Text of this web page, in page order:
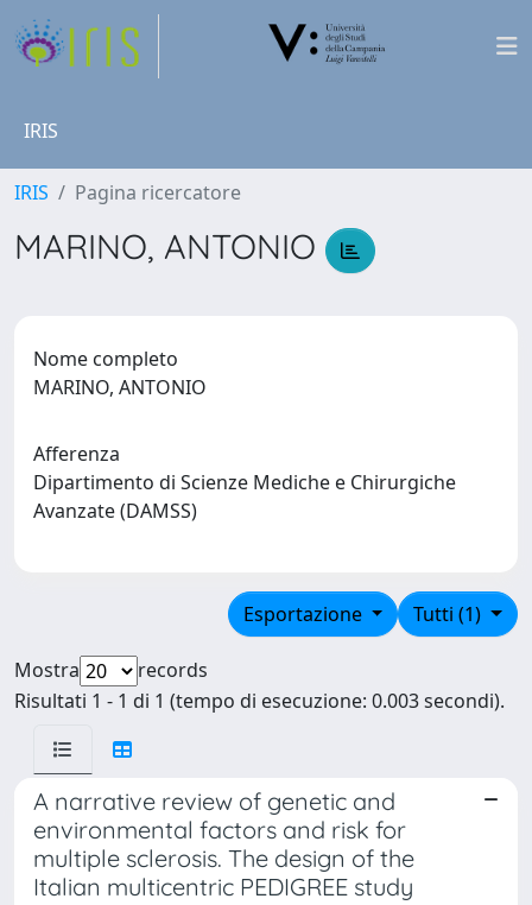
IRIS
IRIS Pagina ricercatore
MARINO, ANTONIO
Nome completo
MARINO, ANTONIO
Afferenza
Dipartimento di Scienze Mediche e Chirurgiche
Avanzate (DAMSS)
Tutti (1)
Esportazione
Mostra
records
Risultati 1 - 1 di 1 (tempo di esecuzione: 0.003 secondi).
A narrative review of genetic and
environmental factors and risk for
multiple sclerosis. The design of the
Italian multicentric PEDIGREE study